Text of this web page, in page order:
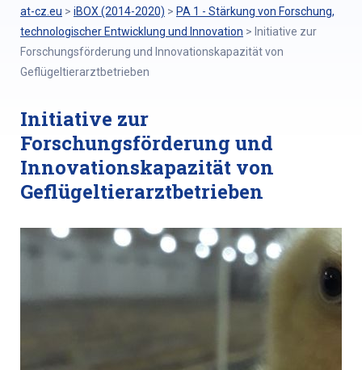
at-cz.eu > iBOX (2014-2020) > PA 1 - Stärkung von Forschung,
technologischer Entwicklung und Innovation > Initiative zur
Forschungsförderung und Innovationskapazität von
Geflügeltierarztbetrieben
Initiative zur
Forschungsförderung und
Innovationskapazität von
Geflügeltierarztbetrieben